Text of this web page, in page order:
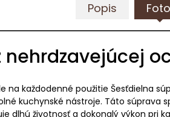
Popis Foto
nehrdzavejúcej
na každodenné použitie Šesťdielna
kuchynské nástroje. Táto
dlhú životnosť a dokonalý výkon pri